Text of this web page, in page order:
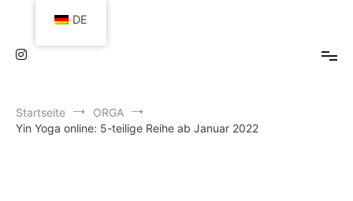
Startseite
ORGA
Yin Yoga online: 5-teilige Reihe ab Januar 2022
DE